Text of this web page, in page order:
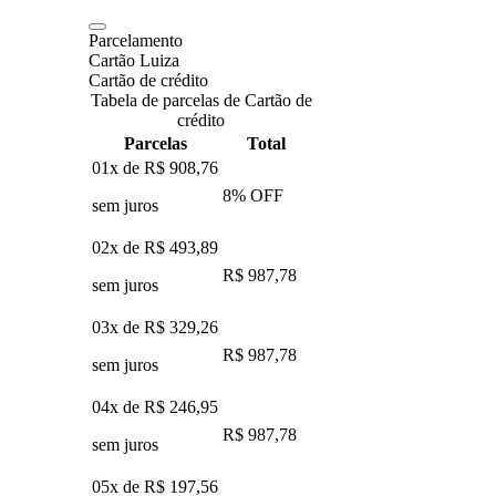
Parcelamento
Cartão Luiza
Cartão de crédito
Tabela de parcelas de Cartão de
crédito
Parcelas
Total
01x de R$ 908,76
sem juros
8% OFF
02x de R$ 493,89
sem juros
R$ 987,78
03x de R$ 329,26
sem juros
R$ 987,78
04x de R$ 246,95
sem juros
R$ 987,78
05x de R$ 197,56